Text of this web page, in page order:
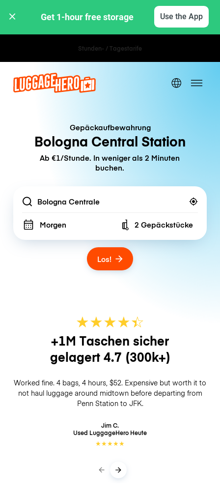
Get 1-hour free storage Use the App
Stunden- / Tagestarife
Gepäckaufbewahrung
Bologna Central Station
Ab €1/Stunde. In weniger als 2 Minuten
buchen.
Location
Morgen Number of bags
2 Gepäckstücke
Los!
★★★★☆
★
+1M Taschen sicher
gelagert 4.7 (300k+)
Worked fine. 4 bags, 4 hours, $52. Expensive but worth it to
not haul luggage around midtown before departing from
Penn Station to JFK.
Jim C.
Used LuggageHero Heute
★★★★★